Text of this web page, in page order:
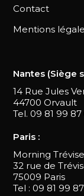
Contact
Mentions
Nantes (Siège
14 Rue Jules
44700 Orvault
Tel. 09 81 99 87
Paris :
Morning Trévise
32 rue de
75009 Paris
Tel : 09 81 99